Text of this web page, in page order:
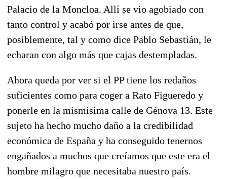
Palacio de la Moncloa. Allí se vio agobiado con
tanto control y acabó por irse antes de que,
posiblemente, tal y como dice Pablo Sebastián, le
echaran con algo más que cajas destempladas.
Ahora queda por ver si el PP tiene los redaños
suficientes como para coger a Rato Figueredo y
ponerle en la mismísima calle de Génova 13. Este
sujeto ha hecho mucho daño a la credibilidad
económica de España y ha conseguido tenernos
engañados a muchos que creíamos que este era el
hombre milagro que necesitaba nuestro país.